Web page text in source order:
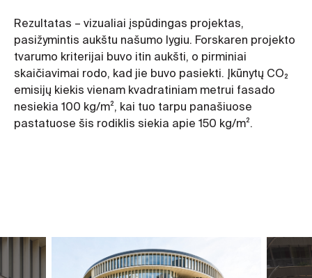
Rezultatas – vizualiai įspūdingas projektas,
pasižymintis aukštu našumo lygiu. Forskaren projekto
tvarumo kriterijai buvo itin aukšti, o pirminiai
skaičiavimai rodo, kad jie buvo pasiekti. Įkūnytų CO₂
emisijų kiekis vienam kvadratiniam metrui fasado
nesiekia 100 kg/m², kai tuo tarpu panašiuose
pastatuose šis rodiklis siekia apie 150 kg/m².